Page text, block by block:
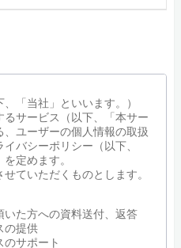
「当社」といいます。）
サービス（以下、「本サー
ユーザーの個人情報の取扱
バシーポリシー（以下、
定めます。
ていただくものとします。
いた方への資料送付、返答
の提供
のサポート